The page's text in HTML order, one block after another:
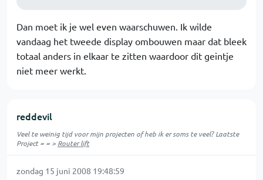
Dan moet ik je wel even waarschuwen. Ik wilde
vandaag het tweede display ombouwen maar dat bleek
totaal anders in elkaar te zitten waardoor dit geintje
niet meer werkt.
reddevil
Veel te weinig tijd voor mijn projecten of heb ik er soms te veel? Laatste
Project = = > Router lift
zondag 15 juni 2008 19:48:59